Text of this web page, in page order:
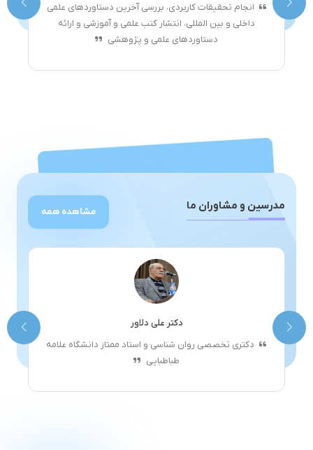
انجام تحقيقات كاربردى، بررسی آخرين دستاوردهاى علمی
داخلی و بین المللی، انتشار کتب علمی و آموزشی و ارائه
دستاوردهاى علمی و پژوهشی
مدرسین و مشاوران ما مشاهده همه
دکتر علی دلاور
دکتری تخصصی روان شناسی و استاد ممتاز دانشگاه علامه
طباطبایی